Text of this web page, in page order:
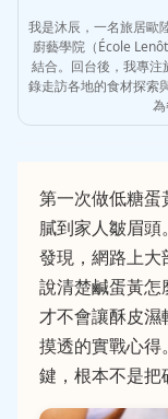
我是沐辰，一名旅居歐
廚藝學院（École
結合。回台後，我專
錄走訪各地的食材探索
第一次做低糖
膩到家人皺眉
發現，網路上大
說清楚鹹蛋黃
才不會讓酥皮
摸透的實戰心得
鍵，根本不是把